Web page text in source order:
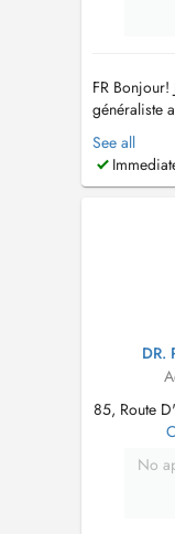
FR Bonjour!
généraliste
j'ai suivi
technologie
couronnes
See all
DR.
85, Route
No